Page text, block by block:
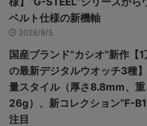
ベルト仕様の新機軸
2026/8/5
国産ブランド“カシオ”新作【
の最新デジタルウオッチ3種
量スタイル（厚さ8.8mm、重
26g）、新コレクション“F-
注目